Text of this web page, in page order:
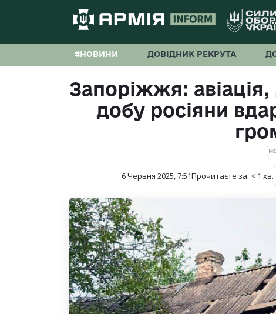
#НОВИНИ ДОВІДНИК РЕКРУТА
Запоріжжя:
добу росіяни
6 Червня 2025, 7:51Прочитаєте за: < 1 хв.